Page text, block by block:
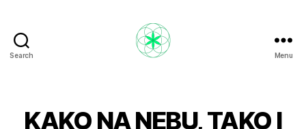
Search Menu
KAKO NA NEBU, TAKO I